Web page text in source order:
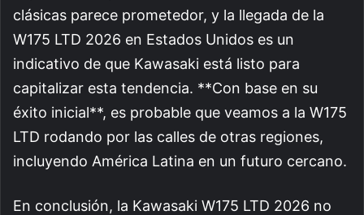
clásicas parece prometedor, y la llegada de la
W175 LTD 2026 en Estados Unidos es un
indicativo de que Kawasaki está listo para
capitalizar esta tendencia. **Con base en su
éxito inicial**, es probable que veamos a la W175
LTD rodando por las calles de otras regiones,
incluyendo América Latina en un futuro cercano.
En conclusión, la Kawasaki W175 LTD 2026 no